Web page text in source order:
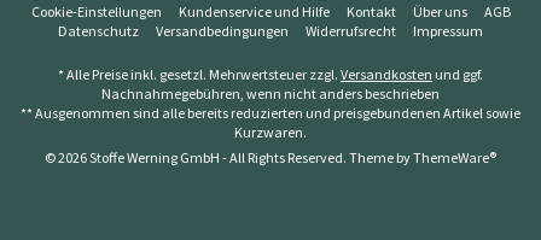
Cookie-Einstellungen Kundenservice und Hilfe Kontakt Über uns
AGB
Datenschutz
Versandbedingungen Widerrufsrecht Impressum
* Alle Preise inkl. gesetzl. Mehrwertsteuer zzgl. Versandkosten und ggf.
Nachnahmegebühren, wenn nicht anders beschrieben
** Ausgenommen sind alle bereits reduzierten und preisgebundenen Artikel sowie
Kurzwaren.
© 2026 Stoffe Werning GmbH - All Rights Reserved. Theme byThemeWare®